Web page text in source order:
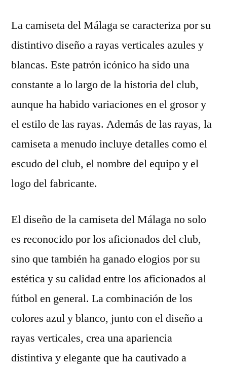
La camiseta del Málaga se caracteriza por su
distintivo diseño a rayas verticales azules y
blancas. Este patrón icónico ha sido una
constante a lo largo de la historia del club,
aunque ha habido variaciones en el grosor y
el estilo de las rayas. Además de las rayas, la
camiseta a menudo incluye detalles como el
escudo del club, el nombre del equipo y el
logo del fabricante.
El diseño de la camiseta del Málaga no solo
es reconocido por los aficionados del club,
sino que también ha ganado elogios por su
estética y su calidad entre los aficionados al
fútbol en general. La combinación de los
colores azul y blanco, junto con el diseño a
rayas verticales, crea una apariencia
distintiva y elegante que ha cautivado a